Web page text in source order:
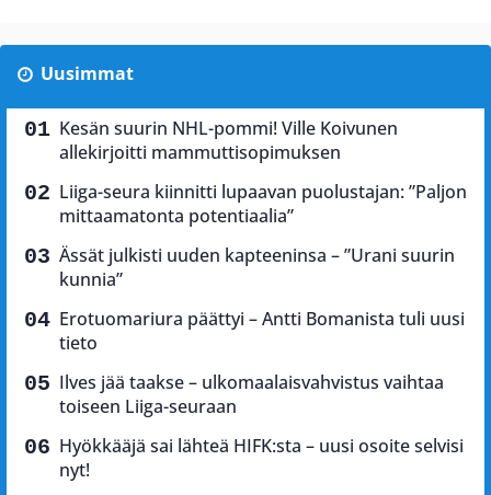
Uusimmat
Kesän suurin NHL-pommi! Ville Koivunen
allekirjoitti mammuttisopimuksen
Liiga-seura kiinnitti lupaavan puolustajan: ”Paljon
mittaamatonta potentiaalia”
Ässät julkisti uuden kapteeninsa – ”Urani suurin
kunnia”
Erotuomariura päättyi – Antti Bomanista tuli uusi
tieto
Ilves jää taakse – ulkomaalaisvahvistus vaihtaa
toiseen Liiga-seuraan
Hyökkääjä sai lähteä HIFK:sta – uusi osoite selvisi
nyt!